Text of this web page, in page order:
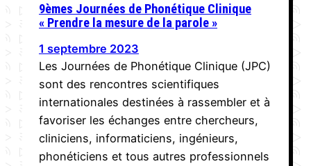
9èmes Journées de Phonétique Clinique
« Prendre la mesure de la parole »
1 septembre 2023
Les Journées de Phonétique Clinique (JPC)
sont des rencontres scientifiques
internationales destinées à rassembler et à
favoriser les échanges entre chercheurs,
cliniciens, informaticiens, ingénieurs,
phonéticiens et tous autres professionnels